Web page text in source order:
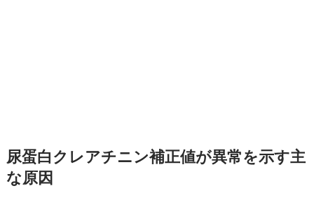
尿蛋白クレアチニン補正値が異常を示す主
な原因